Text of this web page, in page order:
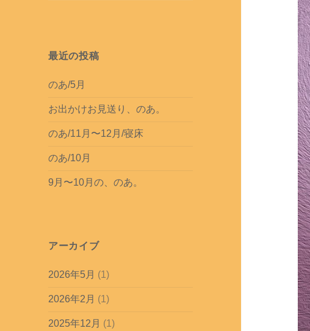
最近の投稿
のあ/5月
お出かけお見送り、のあ。
のあ/11月〜12月/寝床
のあ/10月
9月〜10月の、のあ。
アーカイブ
2026年5月 (1)
2026年2月 (1)
2025年12月 (1)